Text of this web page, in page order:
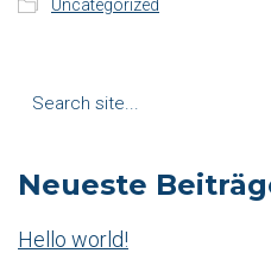
Uncategorized
Search
Neueste
Hello world!